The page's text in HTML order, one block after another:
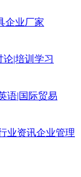
企业厂家
论|培训学习
语|国际贸易
业资讯企业管理